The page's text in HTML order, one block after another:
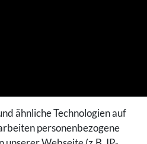
ähnliche Technologien auf
personenbezogene